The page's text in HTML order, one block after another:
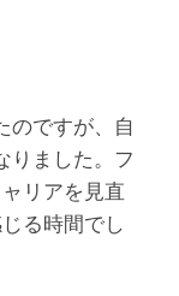
のですが、自
りました。フ
リアを見直
る時間でし